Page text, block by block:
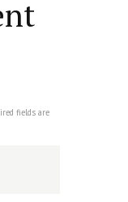
fields are